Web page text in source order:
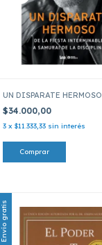
UN DISPARATE HERMOSO
$34.000,00
3 x $11.333,33 sin interés
Envío gratis